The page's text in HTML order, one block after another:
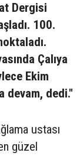
Dergisi
100.
Çalıya
Ekim
devam, dedi."
ustası
güzel